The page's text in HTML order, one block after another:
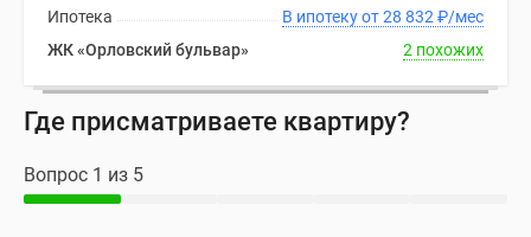
В ипотеку от 28 832 ₽/мес
Ипотека
ЖК «Орловский бульвар»
2 похожих
Где присматриваете квартиру?
Вопрос 1 из 5